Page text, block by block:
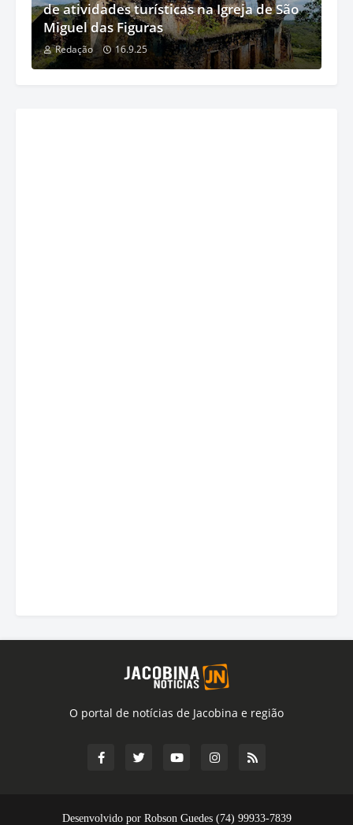
de atividades turísticas na Igreja de São
Miguel das Figuras
Redação 16.9.25
O portal de notícias de Jacobina e região
Desenvolvido por Robson Guedes (74) 99933-7839